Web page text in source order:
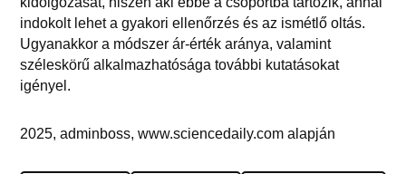
indokolt lehet a gyakori ellenőrzés és az ismétlő oltás.
Ugyanakkor a módszer ár-érték aránya, valamint
széleskörű alkalmazhatósága további kutatásokat
igényel.
2025, adminboss, www.sciencedaily.com alapján